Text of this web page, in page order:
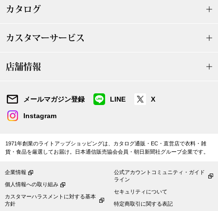
セイコー〉マウリッツハイス美術館公認フェ
集
その他
カタログ
カスタマーサービス
店舗情報
メールマガジン登録 LINE X
Instagram
1971年創業のライトアップショッピングは、カタログ通販・EC・直営店で衣料・雑
貨・食品を厳選してお届け。日本通信販売協会会員・朝日新聞社グループ企業です。
企業情報
個人情報への取り組み
カスタマーハラスメントに対する基本
方針
公式アカウントコミュニティ・ガイド
ライン
セキュリティについて
特定商取引に関する表記